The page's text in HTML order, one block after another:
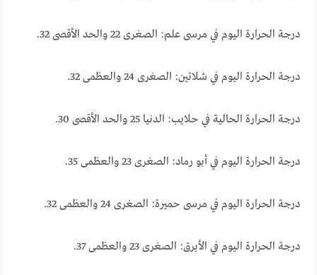
درجة الحرارة اليوم في مرسى علم: الصغرى 22 والحد الأقصى 32.
درجة الحرارة اليوم في شلاتين: الصغرى 24 والعظمى 32.
درجة الحرارة الحالية في حلايب: الدنيا 25 والحد الأقصى 30.
درجة الحرارة اليوم في أبو رماد: الصغرى 23 والعظمى 35.
درجة الحرارة اليوم في مرسى حميرة: الصغرى 24 والعظمى 32.
درجة الحرارة اليوم في الأبرق: الصغرى 23 والعظمى 37.